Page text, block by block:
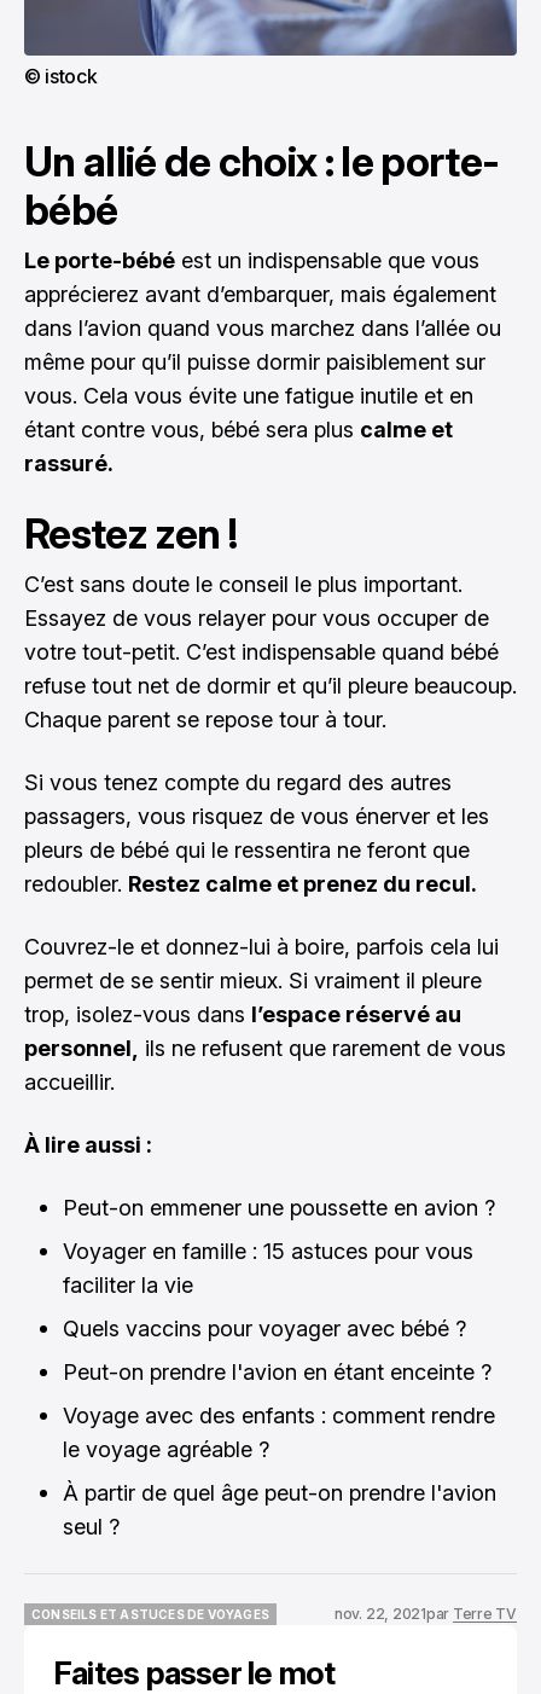
© istock
Un allié de choix : le porte-
bébé
Le porte-bébé est un indispensable que vous
apprécierez avant d’embarquer, mais également
dans l’avion quand vous marchez dans l’allée ou
même pour qu’il puisse dormir paisiblement sur
vous. Cela vous évite une fatigue inutile et en
étant contre vous, bébé sera plus calme et
rassuré.
Restez zen !
C’est sans doute le conseil le plus important.
Essayez de vous relayer pour vous occuper de
votre tout-petit. C’est indispensable quand bébé
refuse tout net de dormir et qu’il pleure beaucoup.
Chaque parent se repose tour à tour.
Si vous tenez compte du regard des autres
passagers, vous risquez de vous énerver et les
pleurs de bébé qui le ressentira ne feront que
redoubler. Restez calme et prenez du recul.
Couvrez-le et donnez-lui à boire, parfois cela lui
permet de se sentir mieux. Si vraiment il pleure
trop, isolez-vous dans l’espace réservé au
personnel, ils ne refusent que rarement de vous
accueillir.
À lire aussi :
Peut-on emmener une poussette en avion ?
Voyager en famille : 15 astuces pour vous
faciliter la vie
Quels vaccins pour voyager avec bébé ?
Peut-on prendre l'avion en étant enceinte ?
Voyage avec des enfants : comment rendre
le voyage agréable ?
À partir de quel âge peut-on prendre l'avion
seul ?
CONSEILS ET ASTUCES DE VOYAGES
nov. 22, 2021par Terre TV
Faites passer le mot